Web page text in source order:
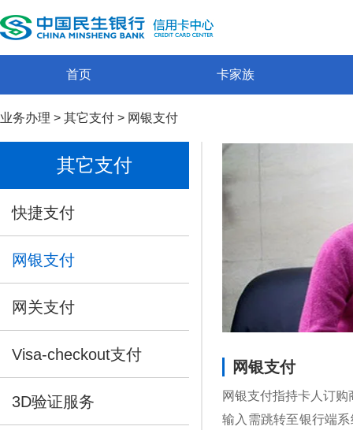
首页 卡家族
业务办理 > 其它支付 > 网银支付
其它支付
快捷支付
网银支付
网关支付
Visa-checkout支付
3D验证服务
网银支付
网银支付指持卡人订
输入需跳转至银行端